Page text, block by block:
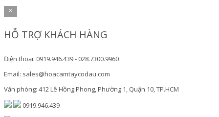
×
HỖ TRỢ KHÁCH HÀNG
Điện thoại: 0919.946.439 - 028.7300.9960
Email: sales@hoacamtaycodau.com
Văn phòng: 412 Lê Hồng Phong, Phường 1, Quận 10, TP.HCM
0919.946.439